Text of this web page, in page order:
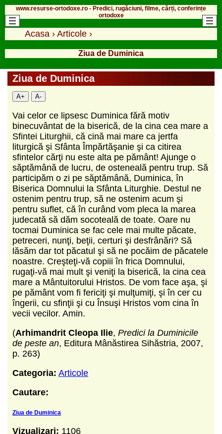
www.resurse-ortodoxe.ro - Predici, rugăciuni, filme, cărți, conferințe
ortodoxe
Acasa › Articole ›
Ziua de Duminica
Ziua de Duminica
A+ A-
Vai celor ce lipsesc Duminica fără motiv
binecuvântat de la biserică, de la cina cea mare a
Sfintei Liturghii, că cină mai mare ca jertfa
liturgică şi Sfânta Împărtăşanie şi ca citirea
sfintelor cărţi nu este alta pe pământ! Ajunge o
săptămână de lucru, de osteneală pentru trup. Să
participăm o zi pe săptămână, Duminica, în
Biserica Domnului la Sfânta Liturghie. Destul ne
ostenim pentru trup, să ne ostenim acum şi
pentru suflet, că în curând vom pleca la marea
judecată să dăm socoteală de toate. Oare nu
tocmai Duminica se fac cele mai multe păcate,
petreceri, nunţi, beţii, certuri şi desfrânări? Să
lăsăm dar tot păcatul şi să ne pocăim de păcatele
noastre. Creşteţi-vă copiii în frica Domnului,
rugaţi-vă mai mult şi veniţi la biserică, la cina cea
mare a Mântuitorului Hristos. De vom face aşa, şi
pe pământ vom fi fericiţi şi mulţumiţi, şi în cer cu
îngerii, cu sfinţii şi cu Însuşi Hristos vom cina în
vecii vecilor. Amin.
(Arhimandrit Cleopa Ilie, Predici la Duminicile
de peste an, Editura Mânăstirea Sihăstria, 2007,
p. 263)
Categoria: Articole
Cautare:
Ziua de Duminica
Vizualizari: 1106